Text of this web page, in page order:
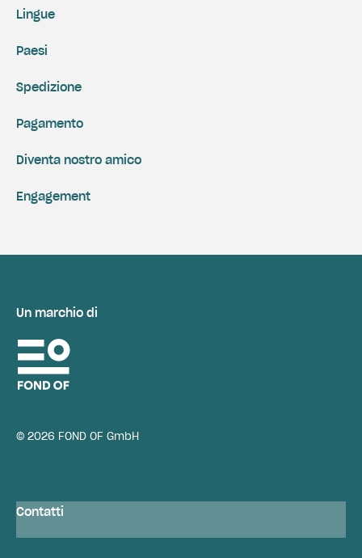
Spedizione
Pagamento
Engagement
Diventa nostro amico
Lingue
Paesi
Un marchio di
© 2026 FOND OF GmbH
Contatti